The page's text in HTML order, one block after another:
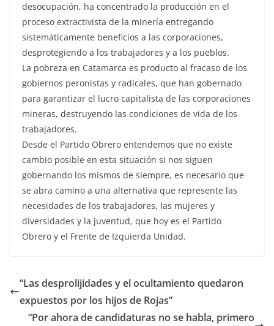
desocupación, ha concentrado la producción en el
proceso extractivista de la minería entregando
sistemáticamente beneficios a las corporaciones,
desprotegiendo a los trabajadores y a los pueblos.
La pobreza en Catamarca es producto al fracaso de los
gobiernos peronistas y radicales, que han gobernado
para garantizar el lucro capitalista de las corporaciones
mineras, destruyendo las condiciones de vida de los
trabajadores.
Desde el Partido Obrero entendemos que no existe
cambio posible en esta situación si nos siguen
gobernando los mismos de siempre, es necesario que
se abra camino a una alternativa que represente las
necesidades de los trabajadores, las mujeres y
diversidades y la juventud, que hoy es el Partido
Obrero y el Frente de Izquierda Unidad.
“Las desprolijidades y el ocultamiento quedaron
expuestos por los hijos de Rojas”
“Por ahora de candidaturas no se habla, primero